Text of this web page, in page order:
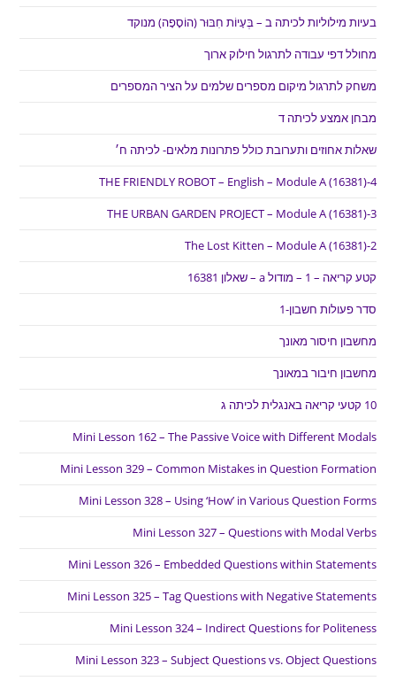
בעיות מילוליות לכיתה ב – בְּעָיוֹת חִבּוּר (הוֹסָפָה) מנוקד
מחולל דפי עבודה לתרגול חילוק ארוך
משחק לתרגול מיקום מספרים שלמים על הציר המספרים
מבחן אמצע לכיתה ד
שאלות אחוזים ותערובת כולל פתרונות מלאים- לכיתה ח׳
THE FRIENDLY ROBOT – English – Module A (16381)-4
THE URBAN GARDEN PROJECT – Module A (16381)-3
The Lost Kitten – Module A (16381)-2
קטע קריאה – 1 – מודול a – שאלון 16381
סדר פעולות חשבון-1
מחשבון חיסור מאונך
מחשבון חיבור במאונך
10 קטעי קריאה באנגלית לכיתה ג
Mini Lesson 162 – The Passive Voice with Different Modals
Mini Lesson 329 – Common Mistakes in Question Formation
Mini Lesson 328 – Using ‘How’ in Various Question Forms
Mini Lesson 327 – Questions with Modal Verbs
Mini Lesson 326 – Embedded Questions within Statements
Mini Lesson 325 – Tag Questions with Negative Statements
Mini Lesson 324 – Indirect Questions for Politeness
Mini Lesson 323 – Subject Questions vs. Object Questions